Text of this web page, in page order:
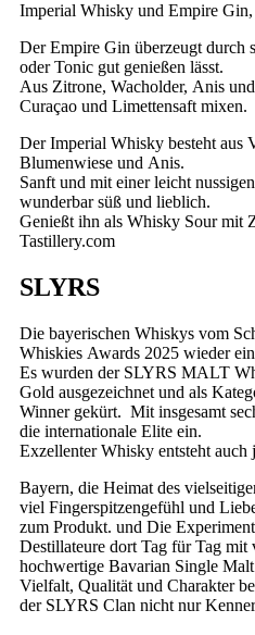
Imperial Whisky und Empire Gin,
Der Empire Gin überzeugt durch
oder Tonic gut genießen lässt.
Aus Zitrone, Wacholder, Anis
Curaçao und Limettensaft mixen.
Der Imperial Whisky besteht aus
Blumenwiese und Anis.
Sanft und mit einer leicht
wunderbar süß und lieblich.
Genießt ihn als Whisky Sour mit
Tastillery.com
SLYRS
Die bayerischen Whiskys vom
Whiskies Awards 2025 wieder
Es wurden der SLYRS MALT
Gold ausgezeichnet und als
Winner gekürt. Mit insgesamt
die internationale Elite ein.
Exzellenter Whisky entsteht
Bayern, die Heimat des
viel Fingerspitzengefühl und
zum Produkt. und Die
Destillateure dort Tag für Tag mit
hochwertige Bavarian Single
Vielfalt, Qualität und Charakter
der SLYRS Clan nicht nur